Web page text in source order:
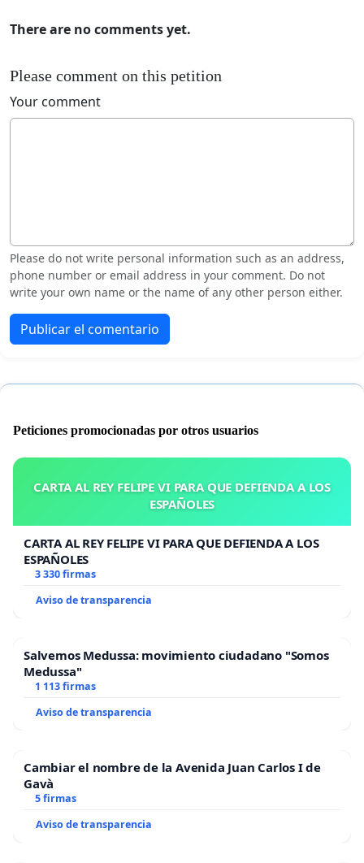
There are no comments yet.
Please comment on this petition
Your comment
Please do not write personal information such as an address,
phone number or email address in your comment. Do not
write your own name or the name of any other person either.
Publicar el comentario
Peticiones promocionadas por otros usuarios
CARTA AL REY FELIPE VI PARA QUE DEFIENDA A LOS
ESPAÑOLES
CARTA AL REY FELIPE VI PARA QUE DEFIENDA A LOS
ESPAÑOLES
3 330 firmas
Aviso de transparencia
Salvemos Medussa: movimiento ciudadano "Somos
Medussa"
1 113 firmas
Aviso de transparencia
Cambiar el nombre de la Avenida Juan Carlos I de
Gavà
5 firmas
Aviso de transparencia